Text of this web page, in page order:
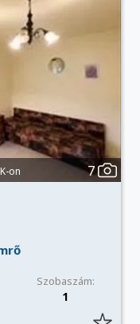
on 7
Szobaszám:
1